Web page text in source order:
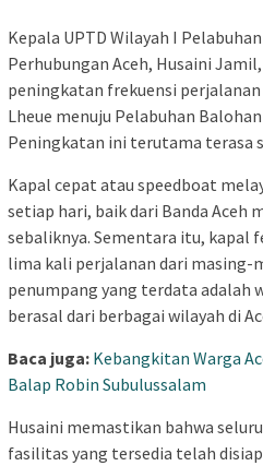
Kepala UPTD Wilayah I
Perhubungan Aceh, Husaini
peningkatan frekuensi
Lheue menuju Pelabuhan
Peningkatan ini terutama terasa
Kapal cepat atau speedboat
setiap hari, baik dari Banda Aceh
sebaliknya. Sementara itu, kapal
lima kali perjalanan dari masing-
penumpang yang terdata adalah
berasal dari berbagai wilayah di
Baca juga: Kebangkitan Warga
Balap Robin Subulussalam
Husaini memastikan bahwa
fasilitas yang tersedia telah